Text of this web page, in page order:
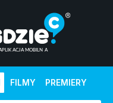
FILMY PREMIERY